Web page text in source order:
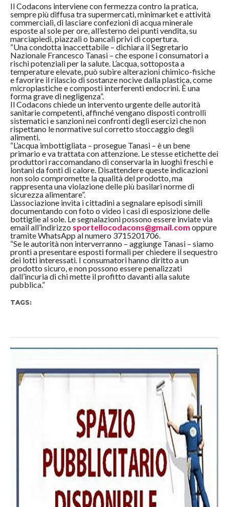
Il Codacons interviene con fermezza contro la pratica,
sempre più diffusa tra supermercati, minimarket e attività
commerciali, di lasciare confezioni di acqua minerale
esposte al sole per ore, all’esterno dei punti vendita, su
marciapiedi, piazzali o bancali privi di copertura.
“Una condotta inaccettabile – dichiara il Segretario
Nazionale Francesco Tanasi – che espone i consumatori a
rischi potenziali per la salute. L’acqua, sottoposta a
temperature elevate, può subire alterazioni chimico-fisiche
e favorire il rilascio di sostanze nocive dalla plastica, come
microplastiche e composti interferenti endocrini. È una
forma grave di negligenza”.
Il Codacons chiede un intervento urgente delle autorità
sanitarie competenti, affinché vengano disposti controlli
sistematici e sanzioni nei confronti degli esercizi che non
rispettano le normative sul corretto stoccaggio degli
alimenti.
“L’acqua imbottigliata – prosegue Tanasi – è un bene
primario e va trattata con attenzione. Le stesse etichette dei
produttori raccomandano di conservarla in luoghi freschi e
lontani da fonti di calore. Disattendere queste indicazioni
non solo compromette la qualità del prodotto, ma
rappresenta una violazione delle più basilari norme di
sicurezza alimentare”.
L’associazione invita i cittadini a segnalare episodi simili
documentando con foto o video i casi di esposizione delle
bottiglie al sole. Le segnalazioni possono essere inviate via
email all’indirizzo sportellocodacons@gmail.com oppure
tramite WhatsApp al numero 3715201706.
“Se le autorità non interverranno – aggiunge Tanasi – siamo
pronti a presentare esposti formali per chiedere il sequestro
dei lotti interessati. I consumatori hanno diritto a un
prodotto sicuro, e non possono essere penalizzati
dall’incuria di chi mette il profitto davanti alla salute
pubblica.”
TAGS: